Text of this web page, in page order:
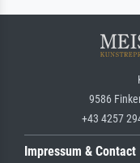
9586
+43 4257
Impressum & Contact